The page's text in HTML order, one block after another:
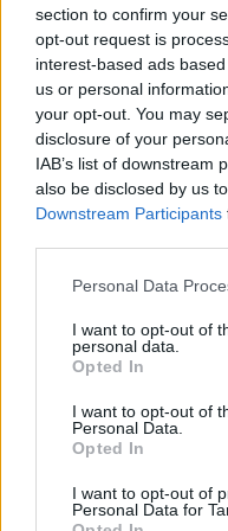
section to confirm your
opt-out request is
interest-based ads
us or personal
your opt-out. You may
disclosure of your
IAB’s list of downstream
also be disclosed by us
Downstream Participants
Personal Data
I want to opt-out of
personal data.
Opted In
I want to opt-out of
Personal Data.
Opted In
I want to opt-out of
Personal Data for
Lire la suite…
Source : Journal des
Articles
Désactivez-le